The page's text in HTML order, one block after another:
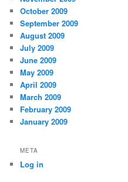
October 2009
September 2009
August 2009
July 2009
June 2009
May 2009
April 2009
March 2009
February 2009
January 2009
META
Log in